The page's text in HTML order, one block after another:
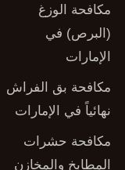
مكافحة الوزغ
(البرص) في
الإمارات
مكافحة بق الفراش
نهائياً في الإمارات
مكافحة حشرات
المطابخ والمخازن